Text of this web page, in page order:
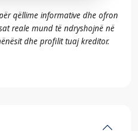
qëllime informative dhe ofron
reale mund të ndryshojnë në
dhe profilit tuaj kreditor.